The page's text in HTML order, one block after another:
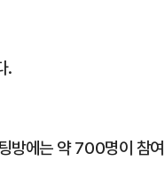
.
방에는 약 700명이 참여